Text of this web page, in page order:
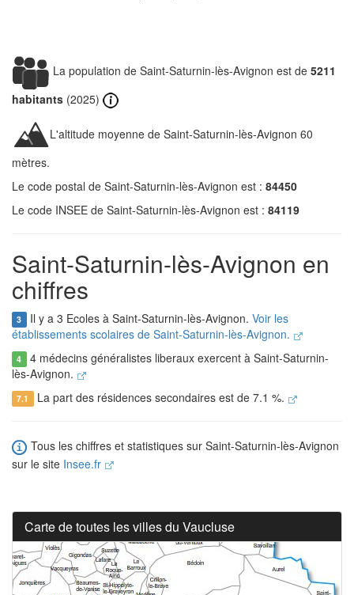
La population de Saint-Saturnin-lès-Avignon est de 5211
habitants (2025)
L'altitude moyenne de Saint-Saturnin-lès-Avignon 60
mètres.
Le code postal de Saint-Saturnin-lès-Avignon est : 84450
Le code INSEE de Saint-Saturnin-lès-Avignon est : 84119
Saint-Saturnin-lès-Avignon en
chiffres
3 Il y a 3 Ecoles à Saint-Saturnin-lès-Avignon. Voir les
établissements scolaires de Saint-Saturnin-lès-Avignon.
4 4 médecins généralistes liberaux exercent à Saint-Saturnin-
lès-Avignon.
7.1 La part des résidences secondaires est de 7.1 %.
Tous les chiffres et statistiques sur Saint-Saturnin-lès-Avignon
sur le site Insee.fr
Carte de toutes les villes du Vaucluse